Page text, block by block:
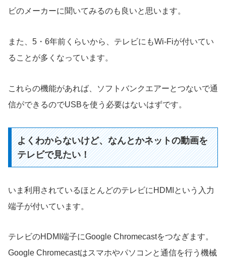
ビのメーカーに聞いてみるのも良いと思います。
また、5・6年前くらいから、テレビにもWi-Fiが付いてい
ることが多くなっています。
これらの機能があれば、ソフトバンクエアーとつないで通
信ができるのでUSBを使う必要はないはずです。
よくわからないけど、なんとかネットの動画を
テレビで見たい！
いま利用されているほとんどのテレビにHDMIという入力
端子が付いています。
テレビのHDMI端子にGoogle Chromecastをつなぎます。
Google Chromecastはスマホやパソコンと通信を行う機械